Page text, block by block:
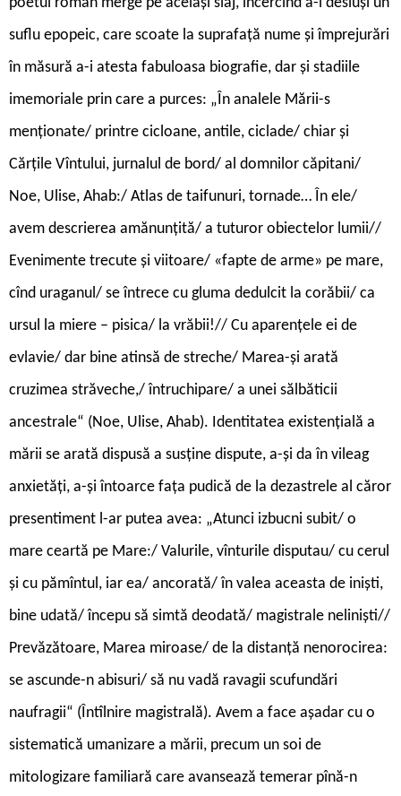
suflu epopeic, care scoate la suprafață nume și împrejurări
în măsură a-i atesta fabuloasa biografie, dar și stadiile
imemoriale prin care a purces: „În analele Mării-s
menționate/ printre cicloane, antile, ciclade/ chiar și
Cărțile Vîntului, jurnalul de bord/ al domnilor căpitani/
Noe, Ulise, Ahab:/ Atlas de taifunuri, tornade… În ele/
avem descrierea amănunțită/ a tuturor obiectelor lumii//
Evenimente trecute și viitoare/ «fapte de arme» pe mare,
cînd uraganul/ se întrece cu gluma dedulcit la corăbii/ ca
ursul la miere – pisica/ la vrăbii!// Cu aparențele ei de
evlavie/ dar bine atinsă de streche/ Marea-și arată
cruzimea străveche,/ întruchipare/ a unei sălbăticii
ancestrale“ (Noe, Ulise, Ahab). Identitatea existențială a
mării se arată dispusă a susține dispute, a-și da în vileag
anxietăți, a-și întoarce fața pudică de la dezastrele al căror
presentiment l-ar putea avea: „Atunci izbucni subit/ o
mare ceartă pe Mare:/ Valurile, vînturile disputau/ cu cerul
și cu pămîntul, iar ea/ ancorată/ în valea aceasta de iniști,
bine udată/ începu să simtă deodată/ magistrale neliniști//
Prevăzătoare, Marea miroase/ de la distanță nenorocirea:
se ascunde-n abisuri/ să nu vadă ravagii scufundări
naufragii“ (Întîlnire magistrală). Avem a face așadar cu o
sistematică umanizare a mării, precum un soi de
mitologizare familiară care avansează temerar pînă-n